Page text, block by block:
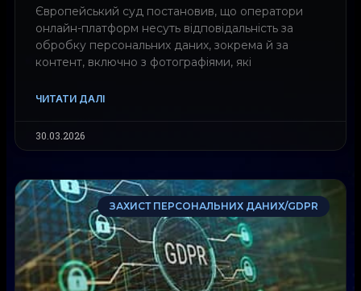
Європейський суд постановив, що оператори
онлайн-платформ несуть відповідальність за
обробку персональних даних, зокрема й за
контент, включно з фотографіями, які
ЧИТАТИ ДАЛІ
30.03.2026
ЗАХИСТ ПЕРСОНАЛЬНИХ ДАНИХ/GDPR